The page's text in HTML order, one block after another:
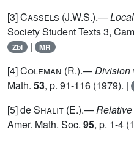
[3]Cassels (J.W.S.).—
Society Student Texts 3,
Zbl | MR
[4]Coleman (R.).—Division
Math. 53, p. 91-116 (1979). |
[5] deShalit (E.).—
Amer. Math. Soc. 95, p. 1-4